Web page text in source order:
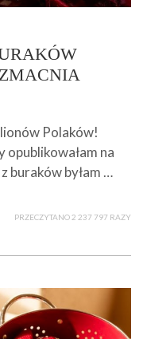
Polaków!
na
buraków byłam …
PRZECZYTANO 2 237 797 RAZY